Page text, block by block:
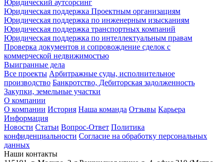
Юридический аутсорсинг
Юридическая поддержка Проектным организациям
Юридическая поддержка по инженерным изысканиям
Юридическая поддержка транспортных компаний
Юридическая поддержка по интеллектуальным правам
Проверка документов и сопровождение сделок с
коммерческой недвижимостью
Выигранные дела
Все проекты Арбитражные суды, исполнительное
производство Банкротство, Дебиторская задолженность
Закупки, земельные участки
О компании
О компании История Наша команда Отзывы Карьера
Информация
Новости Статьи Вопрос-Ответ Политика
конфиденциальности Согласие на обработку персональных
данных
Наши контакты